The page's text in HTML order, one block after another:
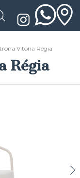
Vitória Régia
Régia